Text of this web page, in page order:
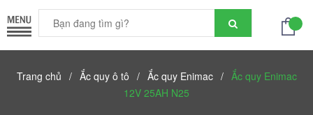
Trang chủ / Ắc quy ô tô / Ắc quy Enimac / Ắc quy Enimac
12V 25AH N25